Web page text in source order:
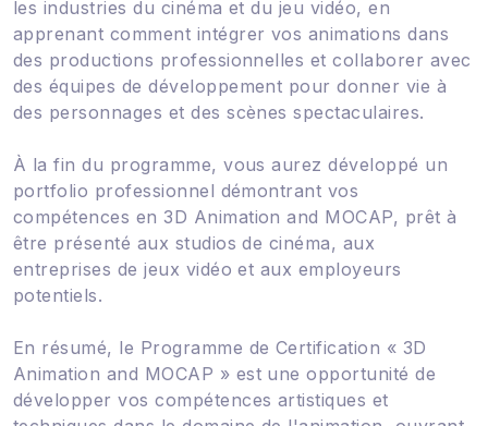
les industries du cinéma et du jeu vidéo, en
apprenant comment intégrer vos animations dans
des productions professionnelles et collaborer avec
des équipes de développement pour donner vie à
des personnages et des scènes spectaculaires.
À la fin du programme, vous aurez développé un
portfolio professionnel démontrant vos
compétences en 3D Animation and MOCAP, prêt à
être présenté aux studios de cinéma, aux
entreprises de jeux vidéo et aux employeurs
potentiels.
En résumé, le Programme de Certification « 3D
Animation and MOCAP » est une opportunité de
développer vos compétences artistiques et